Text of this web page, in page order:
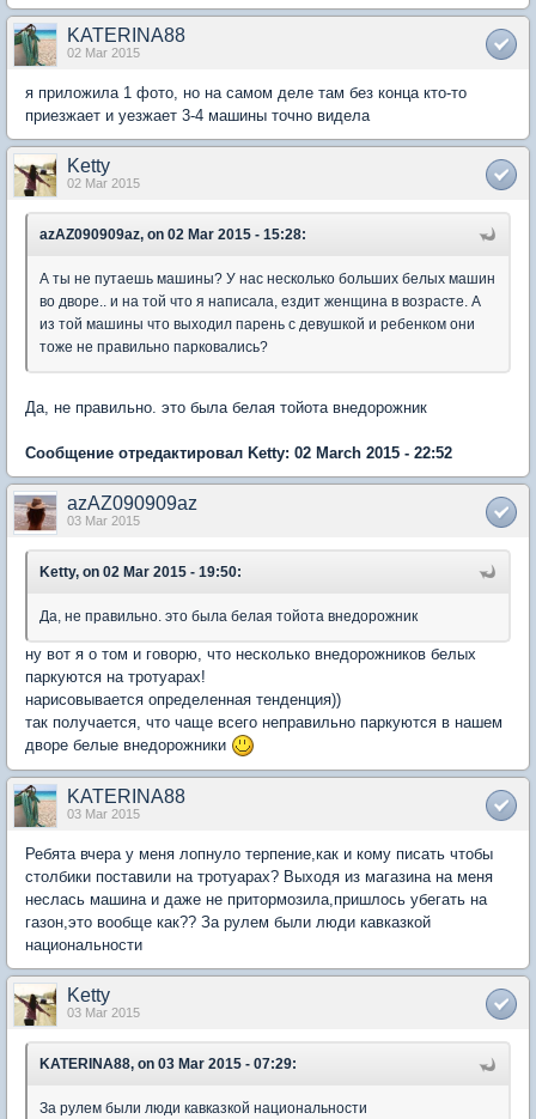
KATERINA88
02 Mar 2015
я приложила 1 фото, но на самом деле там без конца кто-то
приезжает и уезжает 3-4 машины точно видела
Ketty
02 Mar 2015
azAZ090909az, on 02 Mar 2015 - 15:28:
А ты не путаешь машины? У нас несколько больших белых машин
во дворе.. и на той что я написала, ездит женщина в возрасте. А
из той машины что выходил парень с девушкой и ребенком они
тоже не правильно парковались?
Да, не правильно. это была белая тойота внедорожник
Сообщение отредактировал Ketty: 02 March 2015 - 22:52
azAZ090909az
03 Mar 2015
Ketty, on 02 Mar 2015 - 19:50:
Да, не правильно. это была белая тойота внедорожник
ну вот я о том и говорю, что несколько внедорожников белых
паркуются на тротуарах!
нарисовывается определенная тенденция))
так получается, что чаще всего неправильно паркуются в нашем
дворе белые внедорожники
KATERINA88
03 Mar 2015
Ребята вчера у меня лопнуло терпение,как и кому писать чтобы
столбики поставили на тротуарах? Выходя из магазина на меня
неслась машина и даже не притормозила,пришлось убегать на
газон,это вообще как?? За рулем были люди кавказкой
национальности
Ketty
03 Mar 2015
KATERINA88, on 03 Mar 2015 - 07:29:
За рулем были люди кавказкой национальности